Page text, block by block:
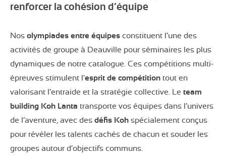
renforcer la cohésion d’équipe
Nos olympiades entre équipes constituent l’une des
activités de groupe à Deauville pour séminaires les plus
dynamiques de notre catalogue. Ces compétitions multi-
épreuves stimulent l’esprit de compétition tout en
valorisant l’entraide et la stratégie collective. Le team
building Koh Lanta transporte vos équipes dans l’univers
de l’aventure, avec des défis Koh spécialement conçus
pour révéler les talents cachés de chacun et souder les
groupes autour d’objectifs communs.